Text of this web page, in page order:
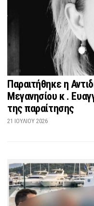
Παραιτήθηκε η
Μεγανησίου κ .
της παραίτησης
21 ΙΟΥΛΊΟΥ 2026